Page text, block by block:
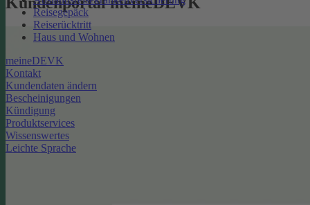
Reisegepäck
Reiserücktritt
Haus und Wohnen
meineDEVK
Kontakt
Kundendaten ändern
Bescheinigungen
Kündigung
Produktservices
Wissenswertes
Leichte Sprache